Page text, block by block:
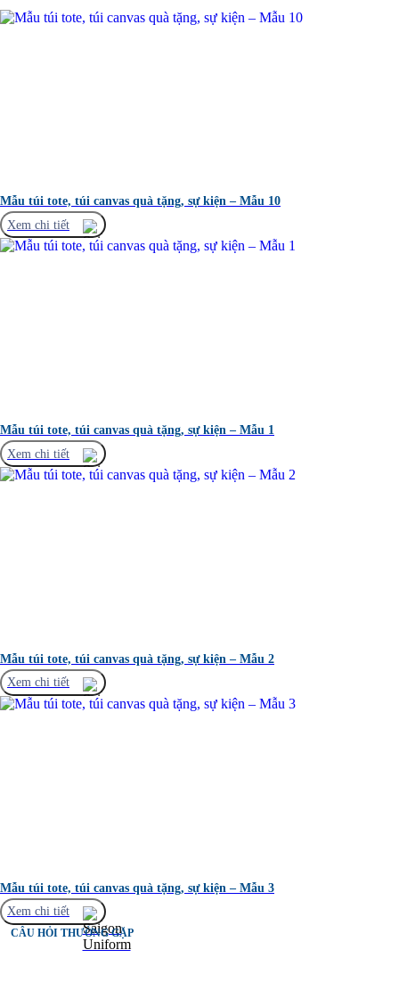
Mẫu túi tote, túi canvas quà tặng, sự kiện – Mẫu 10
Xem chi tiết
Mẫu túi tote, túi canvas quà tặng, sự kiện – Mẫu 1
Xem chi tiết
Mẫu túi tote, túi canvas quà tặng, sự kiện – Mẫu 2
Xem chi tiết
Mẫu túi tote, túi canvas quà tặng, sự kiện – Mẫu 3
Xem chi tiết
CÂU HỎI THƯỜNG GẶP